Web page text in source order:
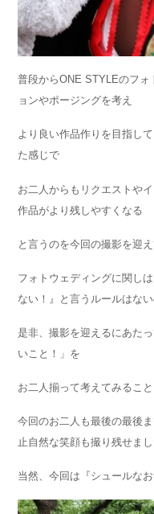
普段からONE STYLEのフ
ョンやポージングを考え
より良い作品作りを目指し
た感じで
お二人からもリクエストや
作品がより残しやすくなる
と言うのを今回の撮影を迎
フォトウェディングに関し
ない！』と言うルールはな
是非、撮影を迎えるにあた
いこと！」を
お二人揃って考えてみるこ
今回のお二人も最後の最後
止自然な笑顔も撮り残せまし
当然、今回は『シュールな